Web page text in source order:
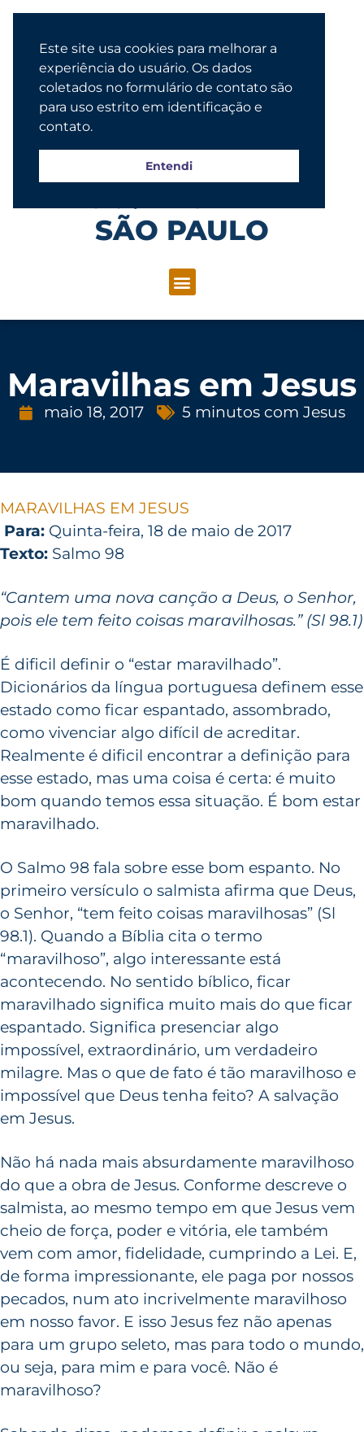
SÃO PAULO
Maravilhas em Jesus
maio 18, 2017 5 minutos com Jesus
MARAVILHAS EM JESUS
Para: Quinta-feira, 18 de maio de 2017
Texto: Salmo 98
“Cantem uma nova canção a Deus, o Senhor,
pois ele tem feito coisas maravilhosas.” (Sl 98.1)
É dificil definir o “estar maravilhado”.
Dicionários da língua portuguesa definem esse
estado como ficar espantado, assombrado,
como vivenciar algo difícil de acreditar.
Realmente é dificil encontrar a definição para
esse estado, mas uma coisa é certa: é muito
bom quando temos essa situação. É bom estar
maravilhado.
O Salmo 98 fala sobre esse bom espanto. No
primeiro versículo o salmista afirma que Deus,
o Senhor, “tem feito coisas maravilhosas” (Sl
98.1). Quando a Bíblia cita o termo
“maravilhoso”, algo interessante está
acontecendo. No sentido bíblico, ficar
maravilhado significa muito mais do que ficar
espantado. Significa presenciar algo
impossível, extraordinário, um verdadeiro
milagre. Mas o que de fato é tão maravilhoso e
impossível que Deus tenha feito? A salvação
em Jesus.
Não há nada mais absurdamente maravilhoso
do que a obra de Jesus. Conforme descreve o
salmista, ao mesmo tempo em que Jesus vem
cheio de força, poder e vitória, ele também
vem com amor, fidelidade, cumprindo a Lei. E,
de forma impressionante, ele paga por nossos
pecados, num ato incrivelmente maravilhoso
em nosso favor. E isso Jesus fez não apenas
para um grupo seleto, mas para todo o mundo,
ou seja, para mim e para você. Não é
maravilhoso?
Este site usa cookies para melhorar a
experiência do usuário. Os dados
coletados no formulário de contato são
para uso estrito em identificação e
contato.
Entendi